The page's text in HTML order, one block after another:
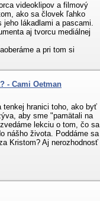
videoklipov a filmový
ako sa človek ľahko
lákadlami a pascami.
aj tvorcu mediálnej
a pri tom si
- Cami Oetman
tenkej hranici toho, ako byť
aby sme "pamätali na
lekciu o tom, čo sa
nášho života. Poddáme sa
Kristom? Aj nerozhodnosť